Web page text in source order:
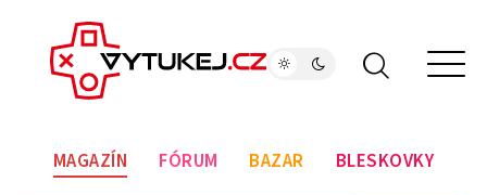
MAGAZÍN FÓRUM BAZAR BLESKOVKY